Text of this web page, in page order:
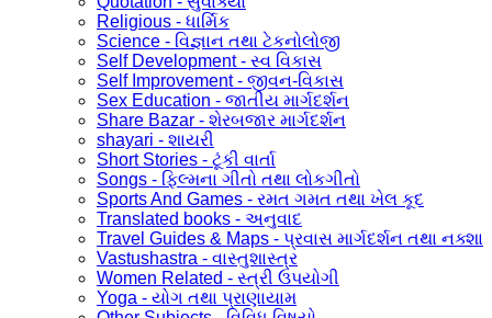
Religious - ધાર્મિક
Science - વિજ્ઞાન તથા ટેકનોલોજી
Self Development - સ્વ વિકાસ
Self Improvement - જીવન-વિકાસ
Sex Education - જાતીય માર્ગદર્શન
Share Bazar - શેરબજાર માર્ગદર્શન
shayari - શાયરી
Short Stories - ટૂંકી વાર્તા
Songs - ફિલ્મના ગીતો તથા લોકગીતો
Sports And Games - રમત ગમત તથા ખેલ કૂદ
Translated books - અનુવાદ
Travel Guides & Maps - પ્રવાસ માર્ગદર્શન તથા નક્શા
Vastushastra - વાસ્તુશાસ્ત્ર
Women Related - સ્ત્રી ઉપયોગી
Yoga - યોગ તથા પ્રાણાયામ